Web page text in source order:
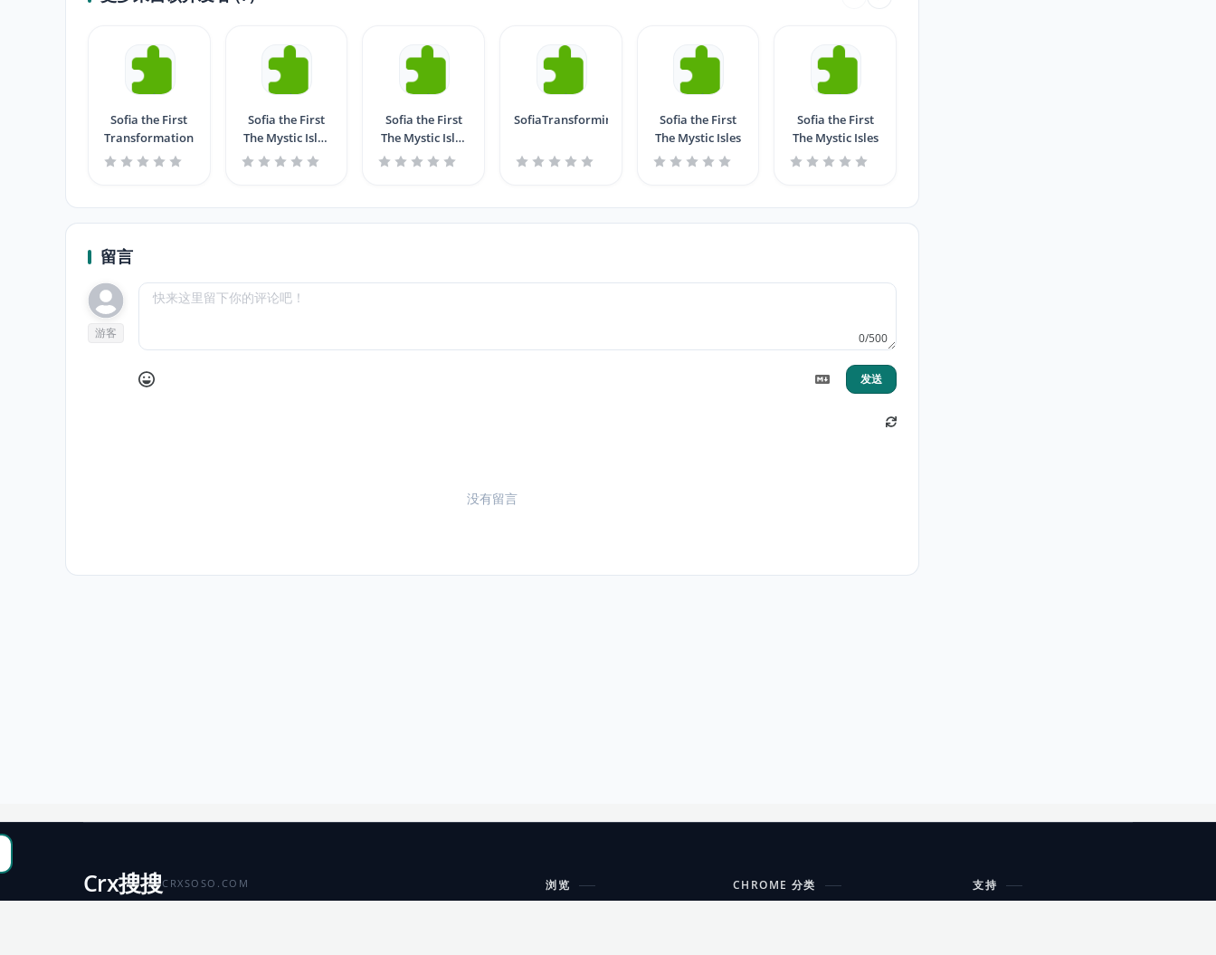
Sofia the First
Transformation
Sofia the First
The Mystic Isles
3
Sofia the First
The Mystic Isles
2
SofiaTransformintoaCrystalBirdSofia the First
The Mystic Isles
Sofia the First
The Mystic Isles
留言
游客 0/500
发送
没有留言
Crx搜搜CRXSOSO.COM 浏览 CHROME 分类 支持